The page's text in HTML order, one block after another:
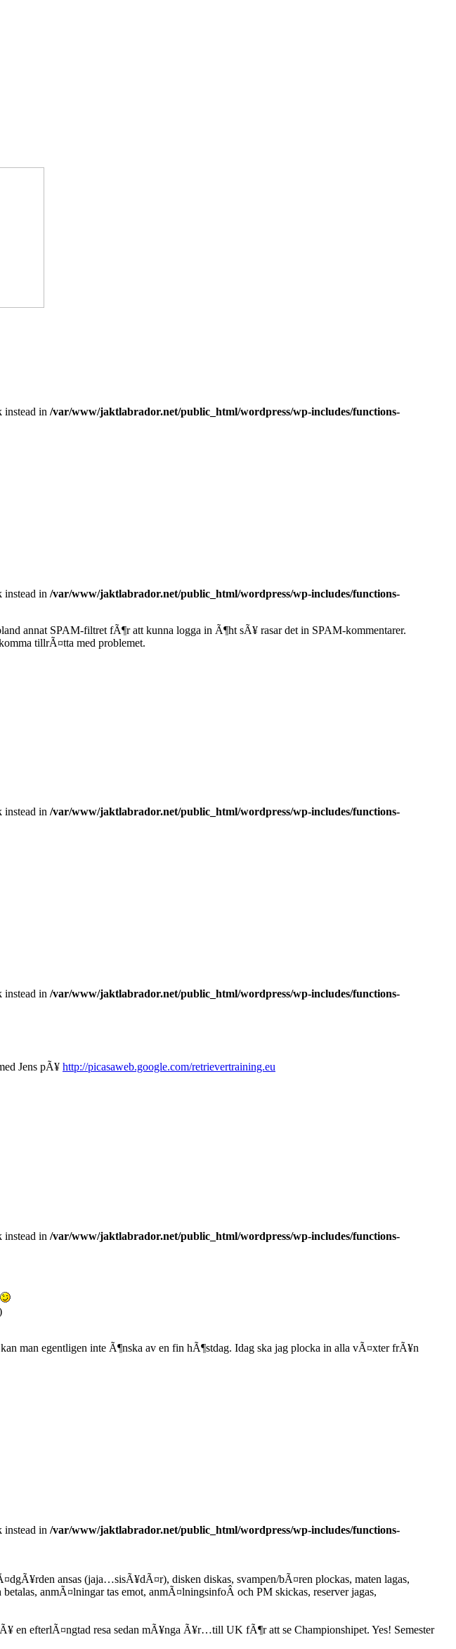
instead in /var/www/jaktlabrador.net/public_html/wordpress/wp-includes/functions-
instead in /var/www/jaktlabrador.net/public_html/wordpress/wp-includes/functions-
annat SPAM-filtret fÃ¶r att kunna logga in Ã¶ht sÃ¥ rasar det in SPAM-kommentarer.
tillrÃ¤tta med problemet.
instead in /var/www/jaktlabrador.net/public_html/wordpress/wp-includes/functions-
instead in /var/www/jaktlabrador.net/public_html/wordpress/wp-includes/functions-
Jens pÃ¥ http://picasaweb.google.com/retrievertraining.eu
instead in /var/www/jaktlabrador.net/public_html/wordpress/wp-includes/functions-
man egentligen inte Ã¶nska av en fin hÃ¶stdag. Idag ska jag plocka in alla vÃ¤xter frÃ¥n
instead in /var/www/jaktlabrador.net/public_html/wordpress/wp-includes/functions-
ansas (jaja…sisÃ¥dÃ¤r), disken diskas, svampen/bÃ¤ren plockas, maten lagas,
anmÃ¤lningar tas emot, anmÃ¤lningsinfoÂ och PM skickas, reserver jagas,
en efterlÃ¤ngtad resa sedan mÃ¥nga Ã¥r…till UK fÃ¶r att se Championshipet. Yes! Semester